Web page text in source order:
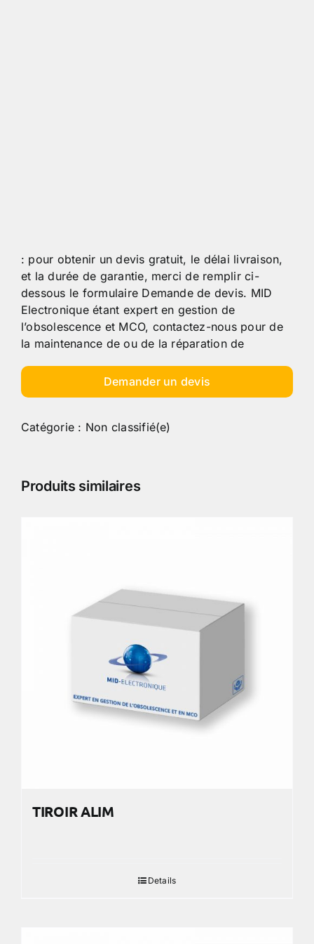
: pour obtenir un devis gratuit, le délai livraison,
et la durée de garantie, merci de remplir ci-
dessous le formulaire Demande de devis. MID
Electronique étant expert en gestion de
l’obsolescence et MCO, contactez-nous pour de
la maintenance de ou de la réparation de
Demander un devis
Catégorie : Non classifié(e)
Produits similaires
TIROIR ALIM
Details